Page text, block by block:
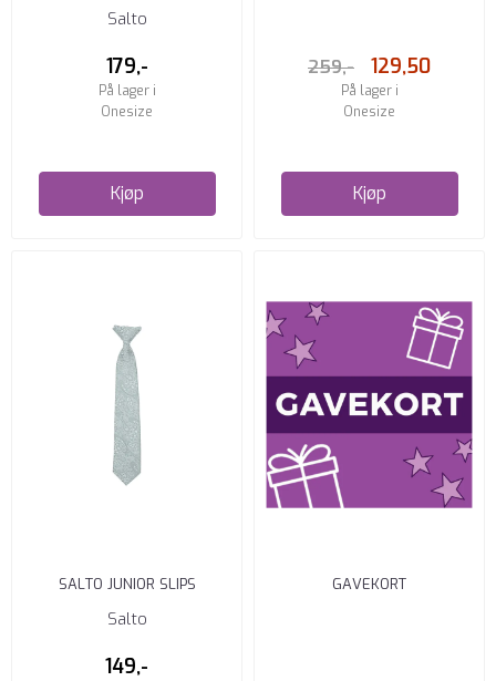
M/STRUKTUR 1-5 ÅR
Salto
179,-
På lager i
Onesize
Kjøp
259,- 129,50
På lager i
Onesize
Kjøp
SALTO JUNIOR SLIPS
GRÅ/SØLV 11-16 ÅR
Salto
149,-
GAVEKORT